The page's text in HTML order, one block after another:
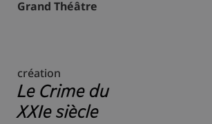
Grand Théâtre
création
Le Crime du
XXIe siècle